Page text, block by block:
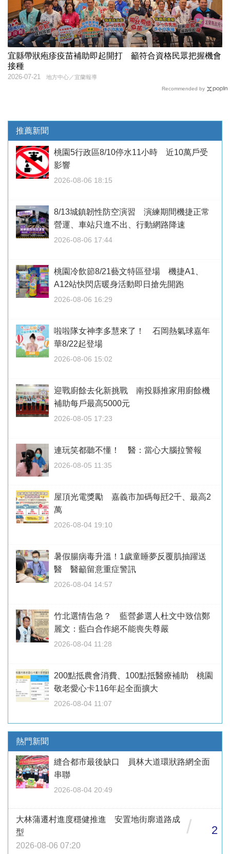
宜縣帶狀疱疹疫苗補助即起開打 籲符合資格民眾把握機會
接種
地方中心／宜蘭報導
2026-07-21
Recommended by
推薦新聞
桃園5行政區8/10停水11小時 近10萬戶受
影響
2026-08-06 18:15
8/13城鎮韌性防空演習 演練期間機捷正常
營運、車站只進不出、行動網路降速
2026-08-06 17:44
桃園冷飲節8/21藝文特區登場 機捷A1、
A12站快閃店暖身活動即日搶先開跑
2026-08-06 16:29
啦啦隊女神李多慧來了！ 石岡熱氣球嘉年
華8/22起登場
2026-08-06 15:02
迎戰廚餘去化新挑戰 南投縣推家用廚餘機
補助每戶最高5000元
2026-08-05 17:23
連玩笑都聽不懂！ 醫：當心大腦拉警報
2026-08-05 11:35
屋頂光電獎勵 嘉義市加碼每瓩2千、最高2
萬
2026-08-04 19:10
暑假腸病毒升溫！1歲童睡夢反覆肌抽躍送
醫 醫籲留意重症警訊
2026-08-04 14:57
竹北選情告急？ 藍營參選人杜文中致信鄭
麗文：藍白合作絕不能喪失尊嚴
2026-08-04 11:28
200點抵農會消費、100點抵醫療補助 桃園
敬老愛心卡116年起全面擴大
2026-08-04 11:07
熱門新聞
縫合都市最後缺口 員林大道環狀路網全面
串聯
2026-08-04 20:49
大林蒲遷村進度穩健推進 安置地街廓道路成
型
2026-08-06 07:20
/ 2